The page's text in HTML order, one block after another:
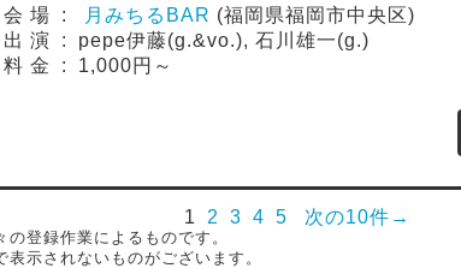
会 場 :
月みちるBAR (福岡県福岡市中央区)
出 演 : pepe伊藤(g.&vo.), 石川雄一(g.)
料 金 : 1,000円～
1 2 3 4 5 次の10件→
登録作業によるものです。
示されないものがございます。